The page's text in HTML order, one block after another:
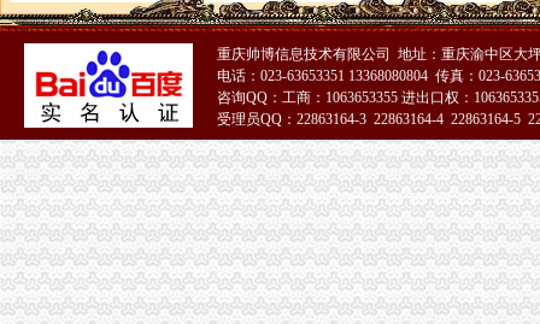
忠县局重庆税务注销六举措力推进微型企业发展
綦江局重庆分公司注销联合公安机关端掉一销窝点
双桥局重庆代办公司建立六项长效机制加农资广告综合监管
大足局重庆公司注销查获一批冒名酒
市重庆公司注销局着力构建乳制品主体市场准入体系
一季度全市重庆代办公司消费者申诉举报呈现三大点
高新区局大力扶持企业上市重庆代办公司
黔江局助力渝东南地区中心城市重庆代办公司建设
合川局重庆税务注销多项举措确保2010年度微型企业年检工作顺利开展
全市重庆分公司注销工商系统加对问题锦湖轮胎退市监管工作
奇帆市重庆公司注销长谈工商职能定位
厉以宁教授谈微型企业发展
我市重庆营业执照注销下放内资企业名称核准权:审批时间由2天缩短为当场可取
重庆帅博信息技术有限公司 地址：重庆渝中区大
电话：023-63653351 13368080804 传真：023-
咨询QQ：工商：1063653355 进出口权：
受理员QQ：22863164-3 22863164-4 22863164-5